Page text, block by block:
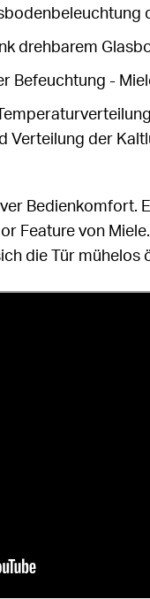
drehbarem
Befeuchtung -
Verteilung der
Bedienkomfort.
Feature von
die Tür mühelos